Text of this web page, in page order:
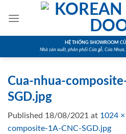
HỆ THỐNG SHOWROOM
Nhà sản xuất, phân phối Cửa gỗ, Cửa
Cua-nhua-
SGD.jpg
Published 18/08/2021 at 1024
composite-1A-CNC-SGD.jpg